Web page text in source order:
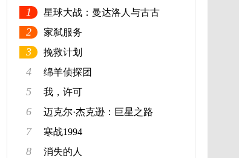
1 星球大战：曼达洛人与古古
2 家弑服务
3 挽救计划
4 绵羊侦探团
5 我，许可
6 迈克尔·杰克逊：巨星之路
7 寒战1994
8 消失的人